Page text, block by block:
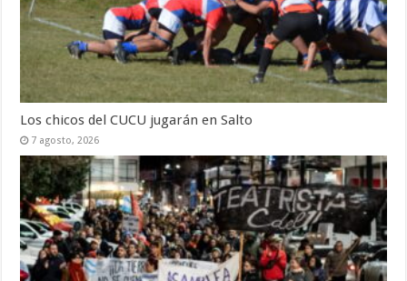
Los chicos del CUCU jugarán en Salto
7 agosto, 2026